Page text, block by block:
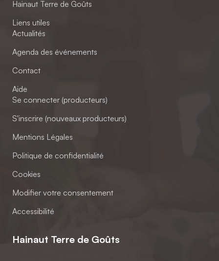
Hainaut Terre de Goûts
Liens utiles
Actualités
Agenda des événements
Contact
Aide
Se connecter (producteurs)
S'inscrire (nouveaux producteurs)
Mentions Légales
Politique de confidentialité
Cookies
Modifier votre consentement
Accessibilité
Hainaut Terre de Goûts